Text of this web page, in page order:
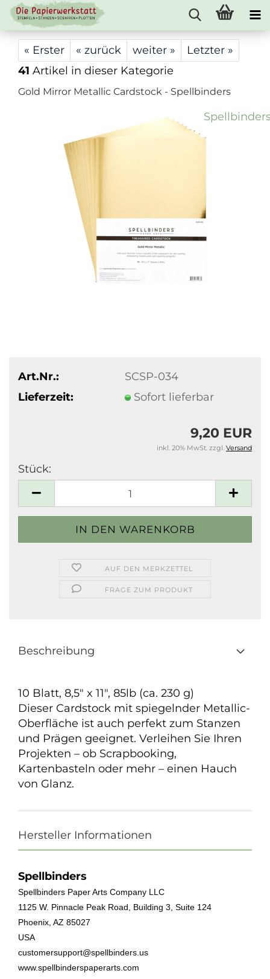
« Erster « zurück weiter »
Letzter »
41 Artikel in dieser Kategorie
Gold Mirror Metallic Cardstock - Spellbinders
Art.Nr.:
SCSP-034
Lieferzeit:
Sofort lieferbar
9,20 EUR
inkl. 20% MwSt. zzgl. Versand
Stück:
AUF DEN MERKZETTEL
FRAGE ZUM PRODUKT
Beschreibung
10 Blatt, 8,5" x 11", 85lb (ca. 230 g)
Dieser Cardstock mit spiegelnder Metallic-
Oberfläche ist auch perfekt zum Stanzen
und Prägen geeignet. Verleihen Sie Ihren
Projekten – ob Scrapbooking,
Kartenbasteln oder mehr – einen Hauch
von Glanz.
Hersteller Informationen
Spellbinders
Spellbinders Paper Arts Company LLC
1125 W. Pinnacle Peak Road, Building 3, Suite 124
Phoenix, AZ 85027
USA
customersupport@spellbinders.us
www.spellbinderspaperarts.com